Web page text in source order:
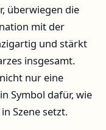
überwiegen die
mit der
und stärkt
insgesamt.
nur eine
Symbol dafür, wie
Szene setzt.